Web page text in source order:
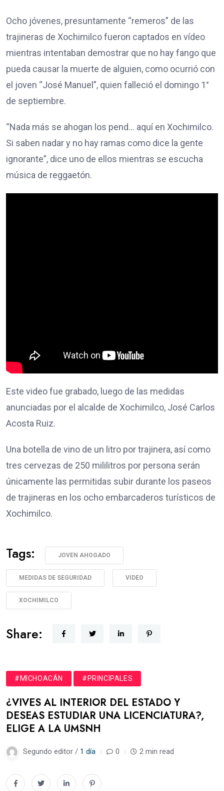
Ocho jóvenes, presuntamente “remeros” de las
trajineras de Xochimilco fueron captados en vídeo
mientras intentaban demostrar que no hay fango que
pueda causar la muerte de alguien, como ocurrió con
el joven “José Manuel”, quien falleció el domingo 1°
de septiembre.
“Nada más se ahogan los pend… aquí en Xochimilco.
Si saben nadar y no hay ramas como dice la gente
ignorante”, dice uno de ellos mientras se escucha
música de reggaetón.
Este video fue grabado, luego de las medidas
anunciadas por el alcalde de Xochimilco, José Carlos
Acosta Ruiz.
Una botella de vino de un litro por trajinera, así como
tres cervezas de 250 mililitros por persona serán
únicamente las permitidas subir durante los paseos
de trajineras en los ocho embarcaderos turísticos de
Xochimilco.
Tags: JOVEN AHOGADO
MEDIDAS DE SEGURIDAD VIDEO
XOCHIMILCO
Share:
#MICHOACÁN #PRINCIPALES
¿VIVES AL INTERIOR DEL ESTADO Y
DESEAS ESTUDIAR UNA LICENCIATURA?,
ELIGE A LA UMSNH
Segundo editor / 1 día 0 2 min read